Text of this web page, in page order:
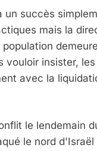
succès
mais la
vouloir insister,
avec la
le lendemain
le nord